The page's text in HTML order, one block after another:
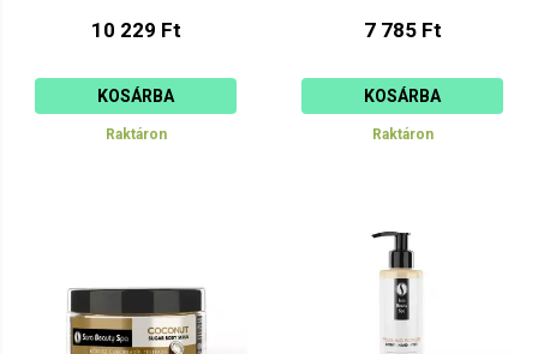
10 229 Ft
KOSÁRBA
Raktáron
7 785 Ft
KOSÁRBA
Raktáron